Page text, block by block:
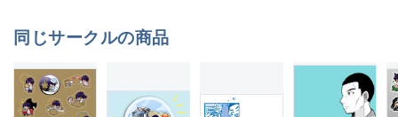
同じサークルの商品